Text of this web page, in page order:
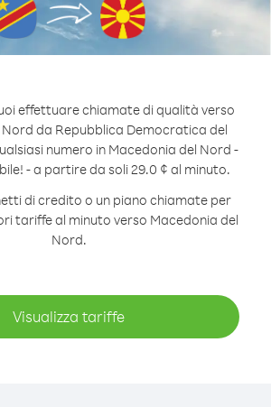
effettuare chiamate di qualità verso
da Repubblica Democratica del
numero in Macedonia del Nord -
- a partire da soli 29.0 ¢ al minuto.
di credito o un piano chiamate per
tariffe al minuto verso Macedonia del
Nord.
Visualizza tariffe